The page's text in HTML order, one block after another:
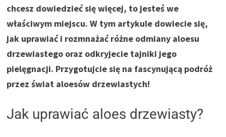
chcesz dowiedzieć się więcej, to jesteś we
właściwym miejscu. W tym artykule dowiecie się,
jak uprawiać i rozmnażać różne odmiany aloesu
drzewiastego oraz odkryjecie tajniki jego
pielęgnacji. Przygotujcie się na fascynującą podróż
przez świat aloesów drzewiastych!
Jak uprawiać aloes drzewiasty?